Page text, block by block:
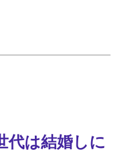
代は結婚しに